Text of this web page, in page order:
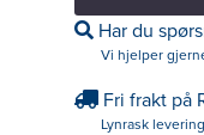
Har du
Vi hjelper
Fri frakt på
Lynrask